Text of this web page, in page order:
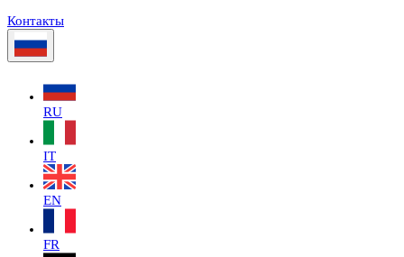
Контакты
RU
IT
EN
FR